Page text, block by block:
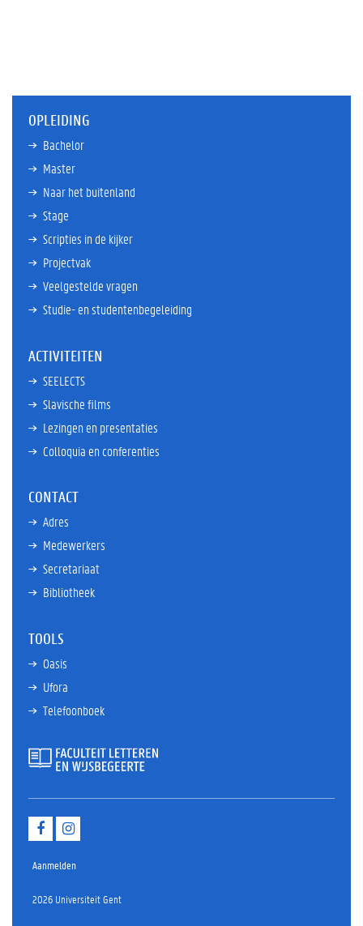
OPLEIDING
Bachelor
Master
Naar het buitenland
Stage
Scripties in de kijker
Projectvak
Veelgestelde vragen
Studie- en studentenbegeleiding
ACTIVITEITEN
SEELECTS
Slavische films
Lezingen en presentaties
Colloquia en conferenties
CONTACT
Adres
Medewerkers
Secretariaat
Bibliotheek
TOOLS
Oasis
Ufora
Telefoonboek
e
o
r
Aanmelden
2026 Universiteit Gent